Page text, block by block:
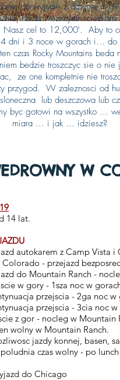
to wyjscie z dawnej
coraz wezszymi sciezkami
Nasz cel to 12,000'. Aby to
dni i 3 noce w gorach i... do
czas Rocky Mountains beda
bedzie troszczyc sie o nie
ze one kompletnie nie
przygod. W zaleznosci od
lub deszczowa lub
byc gotowi na wszystko ...
miara ... i jak ... idziesz?
W
14 lat.
autokarem z Camp Vista i
- przejazd
do Mountain Ranch -
w gory - 1sza noc w
przejscia - 2ga noc w
przejscia - 3cia noc
z gor - nocleg w Mountain
wolny w Mountain Ranch.
konnej, basen,
czas wolny - po
do Chicago